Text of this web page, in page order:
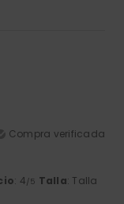
Compra verificada
: 4/5 Talla: Talla